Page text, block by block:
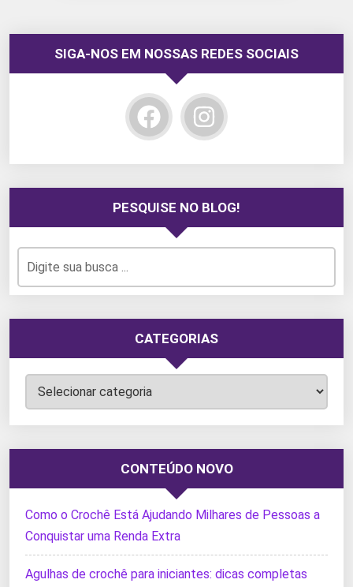
SIGA-NOS EM NOSSAS REDES SOCIAIS
PESQUISE NO BLOG!
CATEGORIAS
Categorias
CONTEÚDO NOVO
Como o Crochê Está Ajudando Milhares de Pessoas a
Conquistar uma Renda Extra
Agulhas de crochê para iniciantes: dicas completas